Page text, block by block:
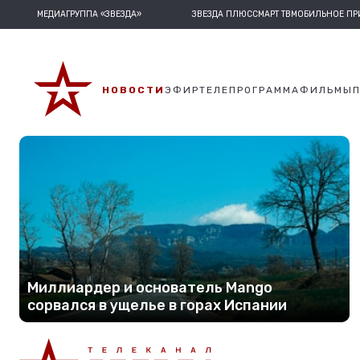
МЕДИАГРУППА «ЗВЕЗДА» ЗВЕЗДА ПЛЮССМАРТ ТВМОБИЛЬНОЕ
НОВОСТИ ЭФИРТЕЛЕПРОГРАММАФИЛЬМЫ
Миллиардер и основатель Mango
сорвался в ущелье в горах Испании